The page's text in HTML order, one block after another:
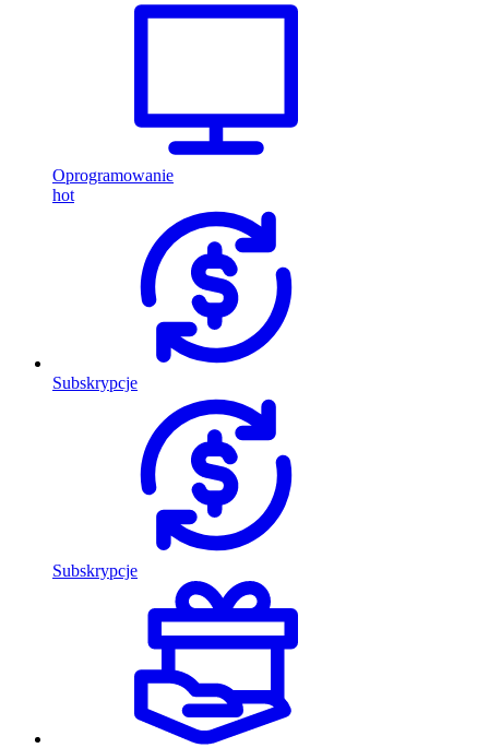
Oprogramowanie
hot
Subskrypcje
Subskrypcje